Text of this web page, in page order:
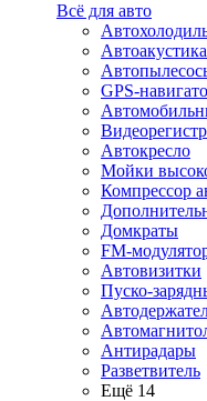
Всё для авто
Автоакустика
GPS-
Автокресло
Мойки
Компрессор
Домкраты
FM-
Автовизитки
Пуско-
Антирадары
Разветвитель
Ещё 14